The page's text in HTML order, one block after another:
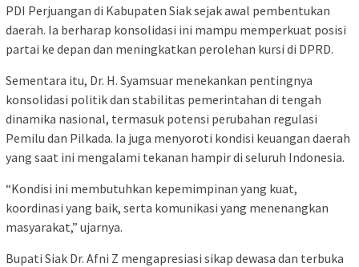
PDI Perjuangan di Kabupaten Siak sejak awal pembentukan
daerah. Ia berharap konsolidasi ini mampu memperkuat posisi
partai ke depan dan meningkatkan perolehan kursi di DPRD.
Sementara itu, Dr. H. Syamsuar menekankan pentingnya
konsolidasi politik dan stabilitas pemerintahan di tengah
dinamika nasional, termasuk potensi perubahan regulasi
Pemilu dan Pilkada. Ia juga menyoroti kondisi keuangan daerah
yang saat ini mengalami tekanan hampir di seluruh Indonesia.
“Kondisi ini membutuhkan kepemimpinan yang kuat,
koordinasi yang baik, serta komunikasi yang menenangkan
masyarakat,” ujarnya.
Bupati Siak Dr. Afni Z mengapresiasi sikap dewasa dan terbuka